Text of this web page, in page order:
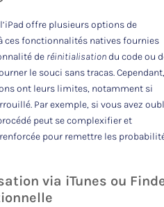
offre plusieurs options de
ces fonctionnalités natives fournies
de réinitialisationdu code ou
le souci sans tracas. Cependant,
ont leurs limites, notamment si
Par exemple, si vous avez
peut se complexifier et
pour remettre les
via iTunes ou